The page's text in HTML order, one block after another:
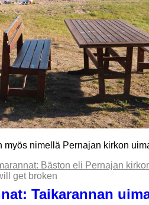
myös nimellä Pernajan kirkon
Bäston eli Pernajan
get broken
Taikarannan